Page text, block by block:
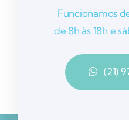
Funcionamos
de 8h às 18h e
(21)